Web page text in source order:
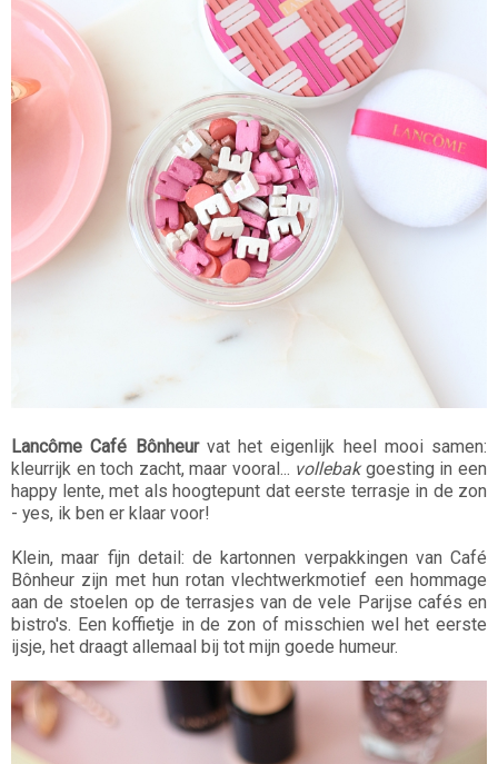
Lancôme Café Bônheurvat het eigenlijk heel mooi samen:
kleurrijk en toch zacht, maar vooral... vollebakgoesting in een
happy lente, met als hoogtepunt dat eerste terrasje in de zon
- yes, ik ben er klaar voor!
Klein, maar fijn detail: de kartonnen verpakkingen van Café
Bônheur zijn met hun rotan vlechtwerkmotief een hommage
aan de stoelen op de terrasjes van de vele Parijse cafés en
bistro's. Een koffietje in de zon of misschien wel het eerste
ijsje, het draagt allemaal bij tot mijn goede humeur.